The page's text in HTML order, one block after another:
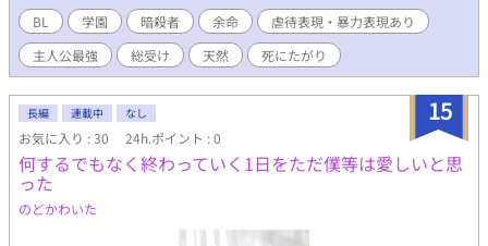
BL 学園 暗殺者 余命
虐待表現・暴力表現あり
主人公最強
総受け 天然 死にたがり
15
長編 連載中 なし
お気に入り : 30 24h.ポイント : 0
何するでもなく終わっていく1日をただ僕等は愛しいと思
った
のどかわいた